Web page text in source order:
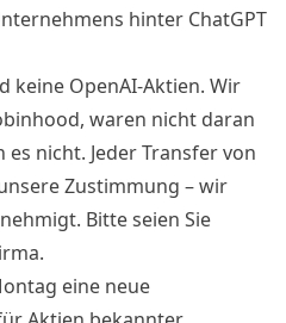
hinter ChatGPT
keine OpenAI-Aktien. Wir
waren nicht daran
nicht. Jeder Transfer von
Zustimmung – wir
Bitte seien Sie
eine neue